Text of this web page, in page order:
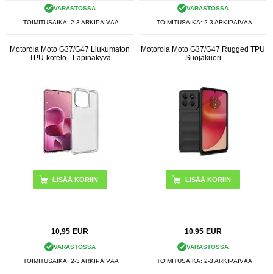
VARASTOSSA
TOIMITUSAIKA: 2-3 ARKIPÄIVÄÄ
VARASTOSSA
TOIMITUSAIKA: 2-3 ARKIPÄIVÄÄ
Motorola Moto G37/G47 Liukumaton
TPU-kotelo - Läpinäkyvä
10,95 EUR
VARASTOSSA
TOIMITUSAIKA: 2-3 ARKIPÄIVÄÄ
Motorola Moto G37/G47 Rugged TPU
Suojakuori
LISÄÄ KORIIN
10,95 EUR
VARASTOSSA
TOIMITUSAIKA: 2-3 ARKIPÄIVÄÄ